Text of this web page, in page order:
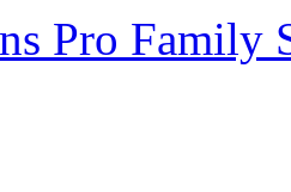
Pro Family